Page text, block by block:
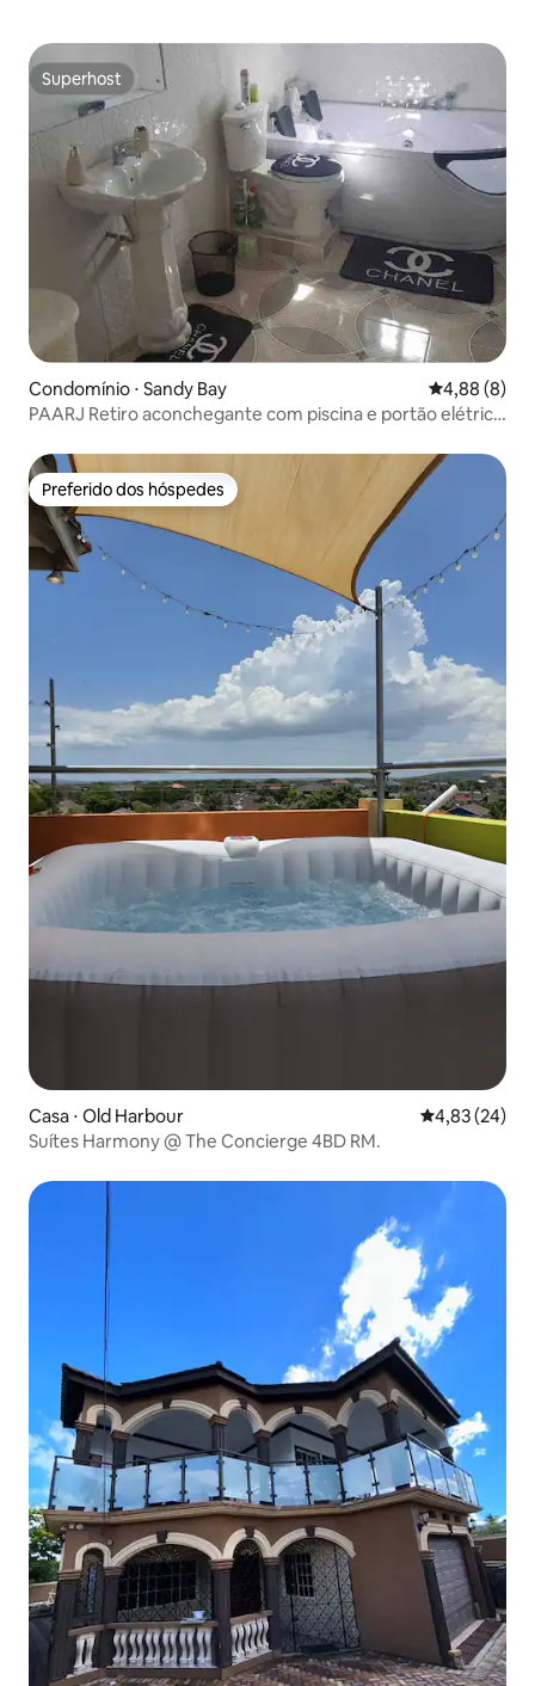
Superhost
Superhost
Condomínio ⋅ Sandy Bay 4,88 de uma
4,88 (8)
PAARJ Retiro aconchegante com piscina e portão elétrico
Preferido dos hóspedes
Preferido dos hóspedes
Casa ⋅ Old Harbour 4,83 de uma
4,83 (24)
Suítes Harmony @ The Concierge 4BD RM.